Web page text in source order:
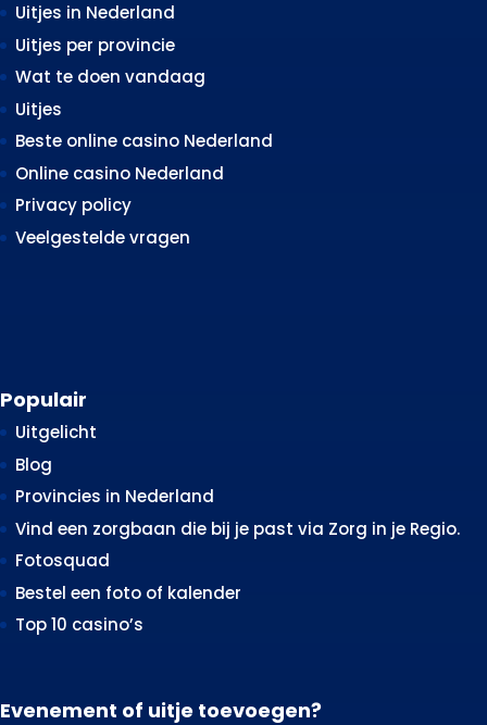
Uitjes in Nederland
Uitjes per provincie
Wat te doen vandaag
Uitjes
Beste online casino Nederland
Online casino Nederland
Privacy policy
Veelgestelde vragen
Populair
Uitgelicht
Blog
Provincies in Nederland
Vind een zorgbaan die bij je past via Zorg in je Regio.
Fotosquad
Bestel een foto of kalender
Top 10 casino’s
Evenement of uitje toevoegen?